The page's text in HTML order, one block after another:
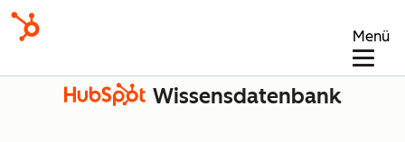
Menü
Wissensdatenbank